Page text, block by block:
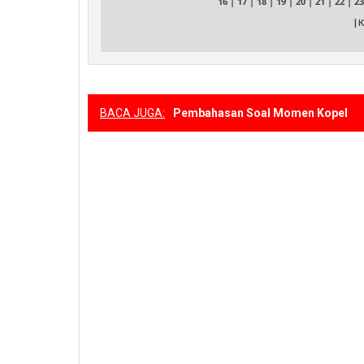
|
BACA JUGA: Pembahasan Soal Momen Kopel